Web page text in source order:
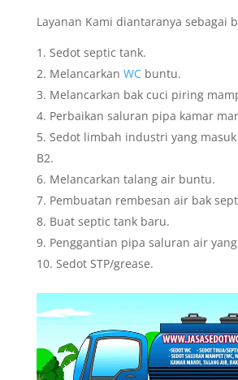
Layanan Kami diantaranya sebagai
Sedot septic tank.
Melancarkan WCbuntu.
Melancarkan bak cuci piring
Perbaikan saluran pipa kamar
Sedot limbah industri yang
B2.
Melancarkan talang air buntu.
Pembuatan rembesan air bak
Buat septic tank baru.
Penggantian pipa saluran air
Sedot STP/grease.